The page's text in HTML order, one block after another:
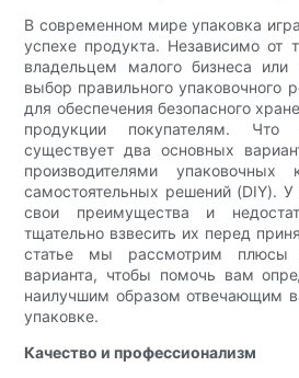
В современном мире упаковка
успехе продукта. Независимо от
владельцем малого бизнеса или
выбор правильного упаковочного
для обеспечения безопасного
продукции покупателям. Что
существует два основных
производителями
самостоятельных решений (DIY). У
свои преимущества и
тщательно взвесить их перед
статье мы рассмотрим
варианта, чтобы помочь вам
наилучшим образом отвечающим
упаковке.
Качество и профессионализм